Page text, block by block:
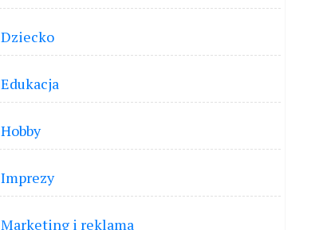
Dziecko
Edukacja
Hobby
Imprezy
Marketing i reklama